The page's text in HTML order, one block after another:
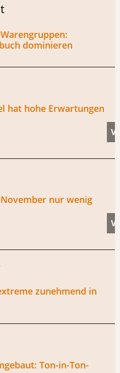
dominieren
hat hohe Erwartungen
nur wenig
zunehmend in
Ton-in-Ton-